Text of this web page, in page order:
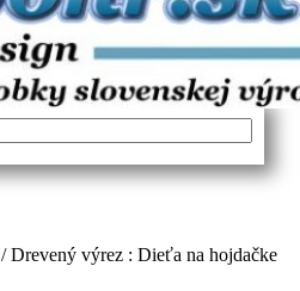
/ Drevený výrez : Dieťa na hojdačke